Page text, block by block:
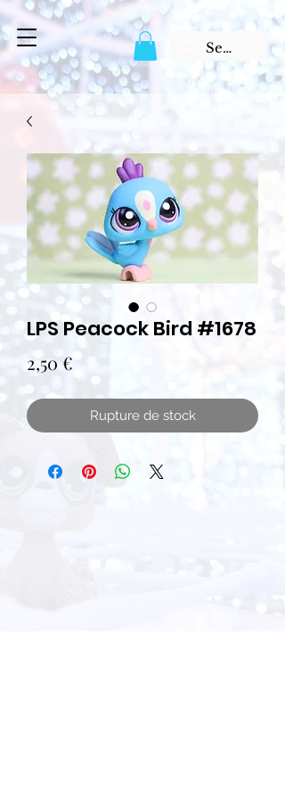
LPS Peacock Bird #1678
2,50 €
Rupture de stock